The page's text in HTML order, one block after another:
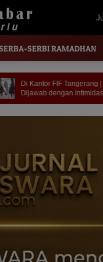
SERBI RAMADHAN
Jurnalistik
Cakaran
|